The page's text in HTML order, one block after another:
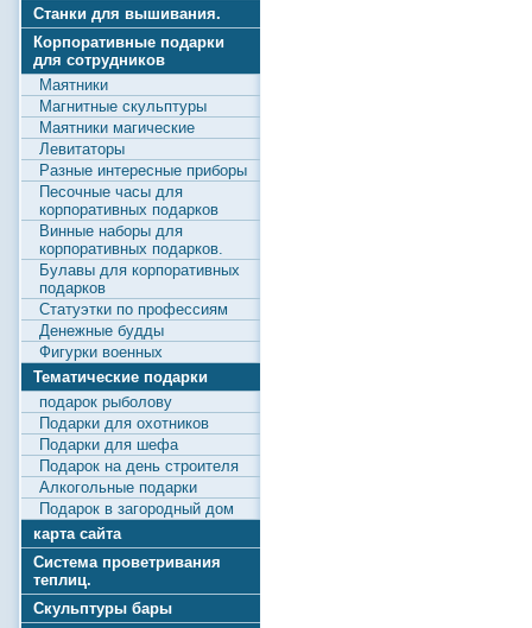
Станки для вышивания.
Корпоративные подарки
для сотрудников
Маятники
Магнитные скульптуры
Маятники магические
Левитаторы
Разные интересные приборы
Песочные часы для
корпоративных подарков
Винные наборы для
корпоративных подарков.
Булавы для корпоративных
подарков
Статуэтки по профессиям
Денежные будды
Фигурки военных
Тематические подарки
подарок рыболову
Подарки для охотников
Подарки для шефа
Подарок на день строителя
Алкогольные подарки
Подарок в загородный дом
карта сайта
Система проветривания
теплиц.
Скульптуры бары